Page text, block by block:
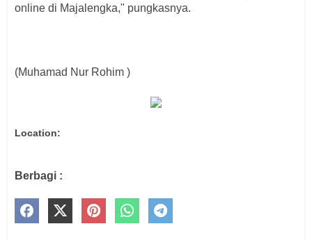
online di Majalengka," pungkasnya.
(Muhamad Nur Rohim )
Location:
Berbagi :